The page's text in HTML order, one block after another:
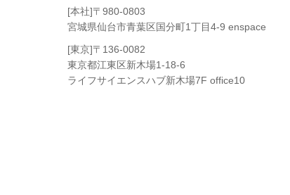
[本社]〒980-0803
宮城県仙台市青葉区国分町1丁目4-9 enspace
[東京]〒136-0082
東京都江東区新木場1-18-6
ライフサイエンスハブ新木場7F office10